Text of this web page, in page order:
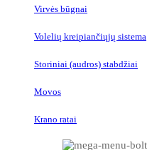
Virvės būgnai
Volelių kreipiančiųjų sistema
Storiniai (audros) stabdžiai
Movos
Krano ratai